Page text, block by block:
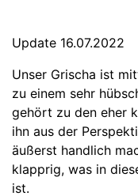
Update 16.07.2022
Unser Grischa ist
zu einem sehr
gehört zu den eher
ihn aus der
äußerst handlich
klapprig, was in
ist.